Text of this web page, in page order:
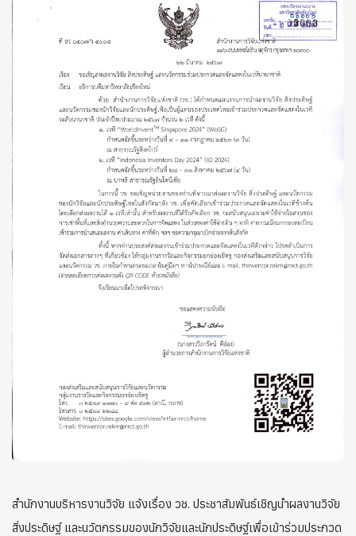
สำนักงานบริหารงานวิจัย แจ้งเรื่อง วช. ประชาสัมพันธ์เชิญนำผลงานวิจัย
สิ่งประดิษฐ์ และนวัตกรรมของนักวิจัยและนักประดิษฐ์เพื่อเข้าร่วมประกวด